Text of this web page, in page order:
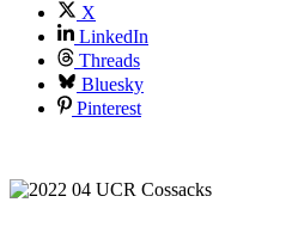
X
LinkedIn
Threads
Bluesky
Pinterest